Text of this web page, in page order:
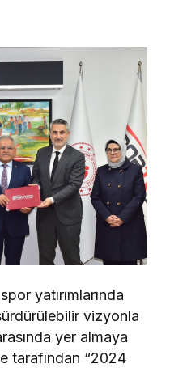
yatırımlarında
vizyonla
yer almaya
tarafından “2024